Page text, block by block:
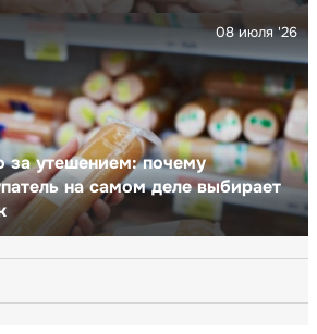
за утешением: почему
на самом деле выбирает
08 июля '26